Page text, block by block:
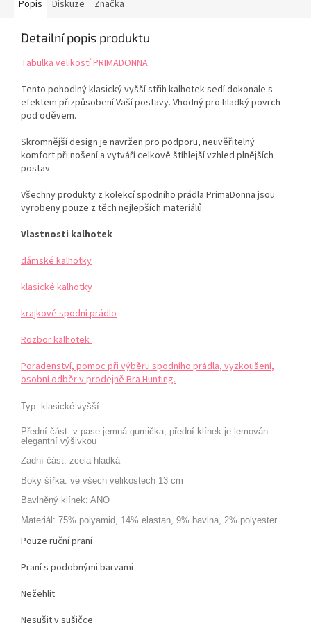
Popis Diskuze Značka
Detailní popis produktu
Tabulka velikostí PRIMADONNA
Tento pohodlný klasický vyšší střih kalhotek sedí dokonale s
efektem přizpůsobení Vaší postavy. Vhodný pro hladký povrch
pod oděvem.
Skromnější design je navržen pro podporu, neuvěřitelný
komfort při nošení a vytváří celkově štíhlejší vzhled plnějších
postav.
Všechny produkty z kolekcí spodního prádla PrimaDonna jsou
vyrobeny pouze z těch nejlepších materiálů.
Vlastnosti kalhotek
dámské kalhotky
klasické kalhotky
krajkové spodní prádlo
Rozbor kalhotek
Poradenství, pomoc při výběru spodního prádla, vyzkoušení,
osobní odběr v prodejně Bra Hunting.
Typ: klasické vyšší
Přední část: v pase jemná gumička, přední klínek je lemován
elegantní výšivkou
Zadní část: zcela hladká
Boky šířka: ve všech velikostech 13 cm
Bavlněný klínek: ANO
Materiál: 75% polyamid, 14% elastan, 9% bavlna, 2% polyester
Pouze ruční praní
Praní s podobnými barvami
Nežehlit
Nesušit v sušičce